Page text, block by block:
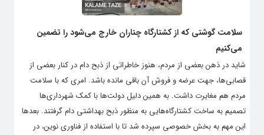
سلامت گوشتی که از کشتارگاه چناران خارج می‌شود را تضمین
می‌کنیم
شاید در ذهن بعضی از مردم، هنوز خاطراتی از ذبح دام در کنار بعضی از
قصابی‌ها، جهت عرضه و فروش آن باقی مانده باشد. امری که با سلامت
مردم هم مغایرت داشت. به همین دلیل دولت‌ها با کمک شهرداری‌ها
تصمیم به ساخت کشتارگاه‌هایی به منظور ذبح بهداشتی دام گرفتند. بعدها
این مهم به بخش خصوصی سپرده شد تا با استفاده از فناوری نوین، در